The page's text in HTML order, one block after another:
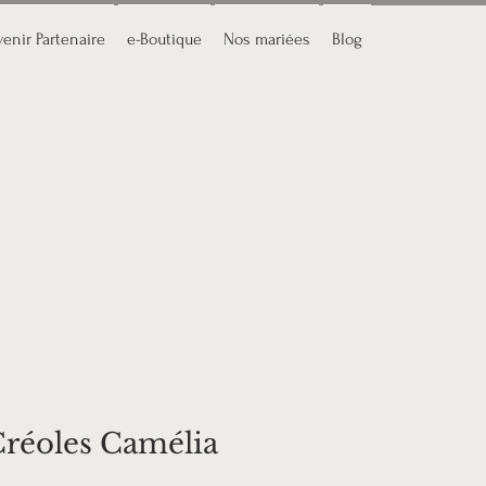
Partenaire e-Boutique Nos mariées Blog
Camélia